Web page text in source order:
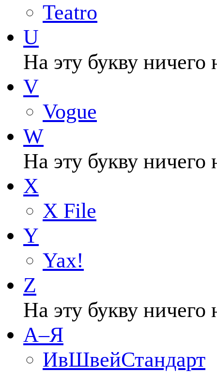
Teatro
U
На эту букву ничего
V
Vogue
W
На эту букву ничего
X
X File
Y
Yax!
Z
На эту букву ничего
А–Я
ИвШвейСтандарт